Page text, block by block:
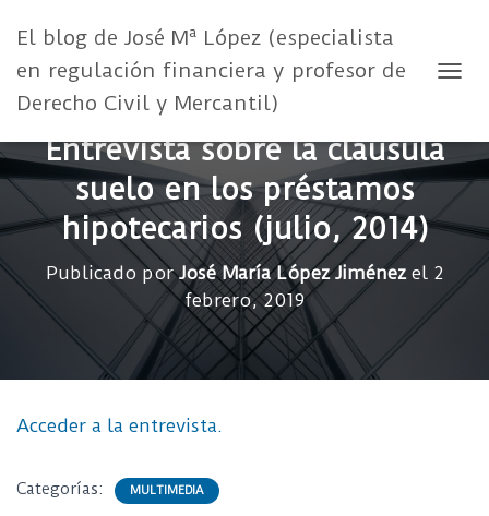
El blog de José Mª López (especialista
en regulación financiera y profesor de
Derecho Civil y Mercantil)
Entrevista sobre la cláusula
suelo en los préstamos
hipotecarios (julio, 2014)
Publicado porJosé María López Jiménezel 2
febrero, 2019
Acceder a la entrevista.
Categorías: MULTIMEDIA